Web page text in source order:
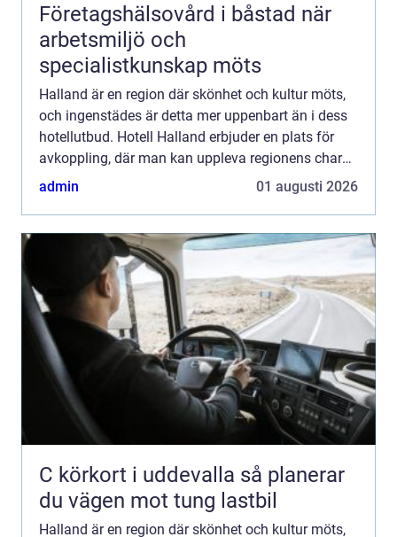
Företagshälsovård i båstad när
arbetsmiljö och
specialistkunskap möts
Halland är en region där skönhet och kultur möts,
och ingenstädes är detta mer uppenbart än i dess
hotellutbud. Hotell Halland erbjuder en plats för
avkoppling, där man kan uppleva regionens charm
och natu...
admin 01 augusti 2026
C körkort i uddevalla så planerar
du vägen mot tung lastbil
Halland är en region där skönhet och kultur möts,